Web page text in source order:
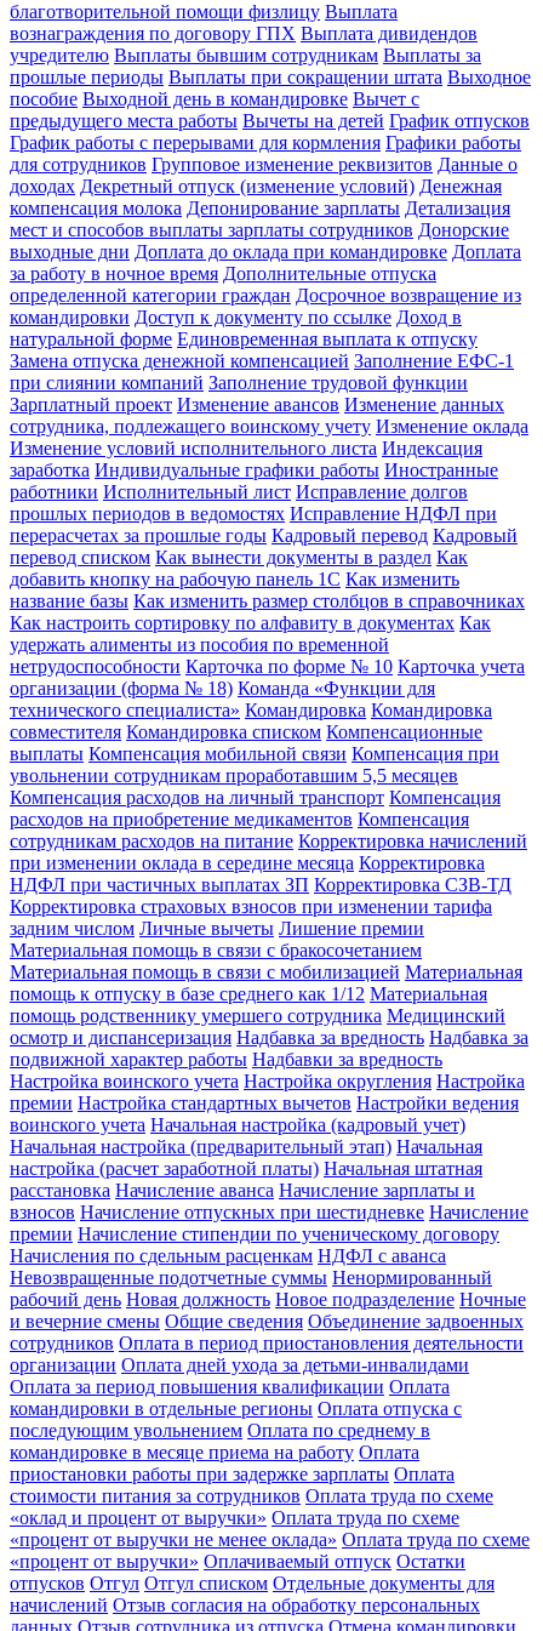
благотворительной помощи физлицу Выплата
вознаграждения по договору ГПХ Выплата дивидендов
учредителю Выплаты бывшим сотрудникам Выплаты за
прошлые периоды Выплаты при сокращении штата Выходное
пособие Выходной день в командировке Вычет с
предыдущего места работы Вычеты на детей График отпусков
График работы с перерывами для кормления Графики работы
для сотрудников Групповое изменение реквизитов Данные о
доходах Декретный отпуск (изменение условий) Денежная
компенсация молока Депонирование зарплаты Детализация
мест и способов выплаты зарплаты сотрудников Донорские
выходные дни Доплата до оклада при командировке Доплата
за работу в ночное время Дополнительные отпуска
определенной категории граждан Досрочное возвращение из
командировки Доступ к документу по ссылке Доход в
натуральной форме Единовременная выплата к отпуску
Замена отпуска денежной компенсацией Заполнение ЕФС-1
при слиянии компаний Заполнение трудовой функции
Зарплатный проект Изменение авансов Изменение данных
сотрудника, подлежащего воинскому учету Изменение оклада
Изменение условий исполнительного листа Индексация
заработка Индивидуальные графики работы Иностранные
работники Исполнительный лист Исправление долгов
прошлых периодов в ведомостях Исправление НДФЛ при
перерасчетах за прошлые годы Кадровый перевод Кадровый
перевод списком Как вынести документы в раздел Как
добавить кнопку на рабочую панель 1С Как изменить
название базы Как изменить размер столбцов в справочниках
Как настроить сортировку по алфавиту в документах Как
удержать алименты из пособия по временной
нетрудоспособности Карточка по форме № 10 Карточка учета
организации (форма № 18) Команда «Функции для
технического специалиста» Командировка Командировка
совместителя Командировка списком Компенсационные
выплаты Компенсация мобильной связи Компенсация при
увольнении сотрудникам проработавшим 5,5 месяцев
Компенсация расходов на личный транспорт Компенсация
расходов на приобретение медикаментов Компенсация
сотрудникам расходов на питание Корректировка начислений
при изменении оклада в середине месяца Корректировка
НДФЛ при частичных выплатах ЗП Корректировка СЗВ-ТД
Корректировка страховых взносов при изменении тарифа
задним числом Личные вычеты Лишение премии
Материальная помощь в связи с бракосочетанием
Материальная помощь в связи с мобилизацией Материальная
помощь к отпуску в базе среднего как 1/12 Материальная
помощь родственнику умершего сотрудника Медицинский
осмотр и диспансеризация Надбавка за вредность Надбавка за
подвижной характер работы Надбавки за вредность
Настройка воинского учета Настройка округления Настройка
премии Настройка стандартных вычетов Настройки ведения
воинского учета Начальная настройка (кадровый учет)
Начальная настройка (предварительный этап) Начальная
настройка (расчет заработной платы) Начальная штатная
расстановка Начисление аванса Начисление зарплаты и
взносов Начисление отпускных при шестидневке Начисление
премии Начисление стипендии по ученическому договору
Начисления по сдельным расценкам НДФЛ с аванса
Невозвращенные подотчетные суммы Ненормированный
рабочий день Новая должность Новое подразделение Ночные
и вечерние смены Общие сведения Объединение задвоенных
сотрудников Оплата в период приостановления деятельности
организации Оплата дней ухода за детьми-инвалидами
Оплата за период повышения квалификации Оплата
командировки в отдельные регионы Оплата отпуска с
последующим увольнением Оплата по среднему в
командировке в месяце приема на работу Оплата
приостановки работы при задержке зарплаты Оплата
стоимости питания за сотрудников Оплата труда по схеме
«оклад и процент от выручки» Оплата труда по схеме
«процент от выручки не менее оклада» Оплата труда по схеме
«процент от выручки» Оплачиваемый отпуск Остатки
отпусков Отгул Отгул списком Отдельные документы для
начислений Отзыв согласия на обработку персональных
данных Отзыв сотрудника из отпуска Отмена командировки